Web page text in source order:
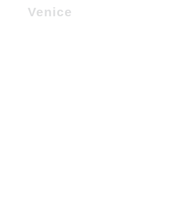
Venice